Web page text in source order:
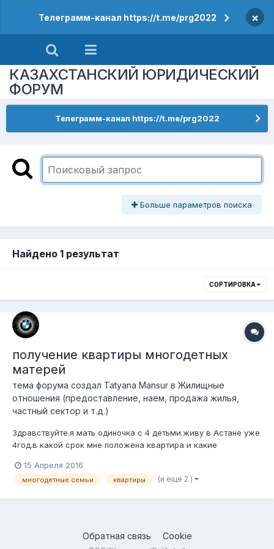
Телеграмм-канал https://t.me/prg2022 ×
КАЗАХСТАНСКИЙ ЮРИДИЧЕСКИЙ
ФОРУМ
Телеграмм-канал https://t.me/prg2022
Больше параметров поиска
Найдено 1 результат
СОРТИРОВКА
получение квартиры многодетных
матерей
тема форума создал Tatyana Mansur в Жилищные
отношения (предоставление, наем, продажа жилья,
частный сектор и т.д.)
Здравствуйте.я мать одиночка с 4 детьми.живу в Астане уже
4год.в какой срок мне положена квартира и какие
разговаривали,просто выпровадили.так положено
чиновникам с простыми людьми поступать?или это Ваши
15 Апреля 2016
многодетные семьи квартиры (и еще 2 )
Обратная связь Cookie